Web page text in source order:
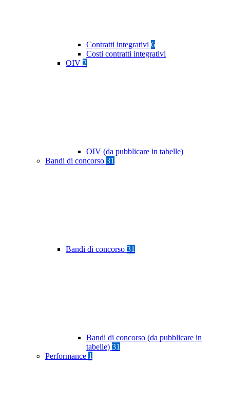
Contratti integrativi 6
Costi contratti integrativi
OIV 2
OIV (da pubblicare in tabelle)
Bandi di concorso 31
Bandi di concorso 31
Bandi di concorso (da pubblicare in
tabelle) 31
Performance 1